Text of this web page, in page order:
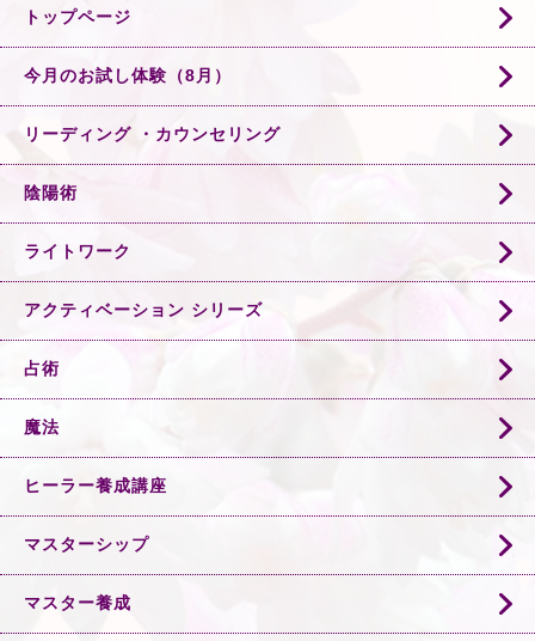
トップページ
今月のお試し体験（8月）
リーディング ・カウンセリング
陰陽術
ライトワーク
アクティベーション シリーズ
占術
魔法
ヒーラー養成講座
マスターシップ
マスター養成